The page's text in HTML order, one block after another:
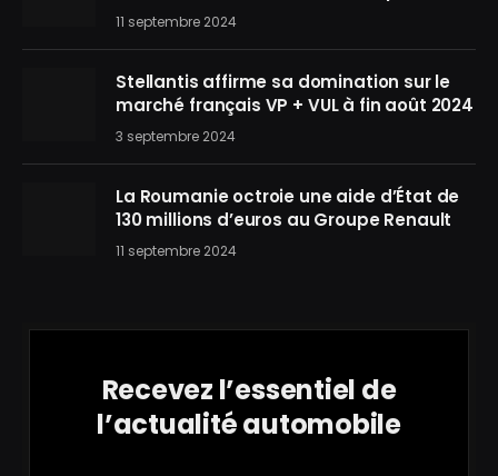
11 septembre 2024
Stellantis affirme sa domination sur le
marché français VP + VUL à fin août 2024
3 septembre 2024
La Roumanie octroie une aide d’État de
130 millions d’euros au Groupe Renault
11 septembre 2024
Recevez l’essentiel de
l’actualité automobile